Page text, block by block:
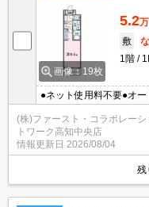
画像：19枚
5.2
敷
1階
●ネット使用料不要●オー
(株)ファースト・コラボレーシ
トワーク高知中央店
情報更新日 2026/08/04
残